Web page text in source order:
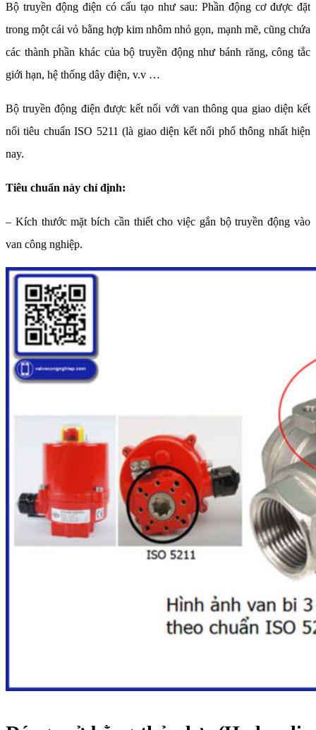
Bộ truyền động điện có cấu tạo như sau: Phần động cơ được đặt
trong một cái vỏ bằng hợp kim nhôm nhỏ gọn, mạnh mẽ, cũng chứa
các thành phần khác của bộ truyền động như bánh răng, công tắc
giới hạn, hệ thống dây điện, v.v …
Bộ truyền động điện được kết nối với van thông qua giao diện kết
nối tiêu chuẩn ISO 5211 (là giao diện kết nối phổ thông nhất hiện
nay.
Tiêu chuẩn này chỉ định:
– Kích thước mặt bích cần thiết cho việc gắn bộ truyền động vào
van công nghiệp.